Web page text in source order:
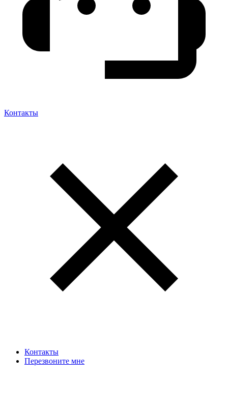
Контакты
Контакты
Перезвоните мне